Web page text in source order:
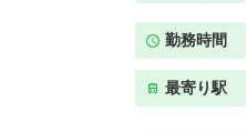
勤務時間
最寄り駅